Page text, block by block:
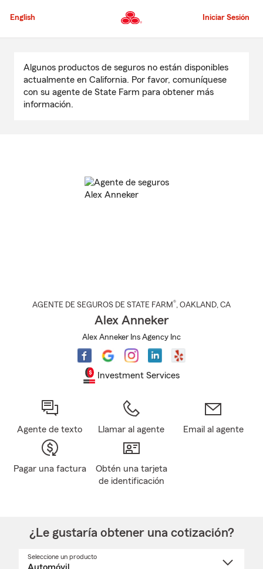
al
principal
English Iniciar Sesión
contenido
principal
Algunos productos de seguros no están disponibles
actualmente en California. Por favor, comuníquese
con su agente de State Farm para obtener más
información.
AGENTE DE SEGUROS DE STATE FARM®, OAKLAND, CA
Alex Anneker
Alex Anneker Ins Agency Inc
Investment Services
Agente de texto Llamar al agente Email al agente
Pagar una factura
Obtén una tarjeta
de identificación
¿Le gustaría obtener una cotización?
Seleccione un producto